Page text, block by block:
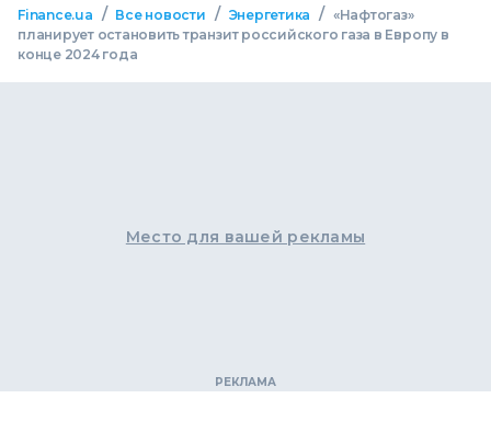
Finance.ua / Все новости / Энергетика / «Нафтогаз»
планирует остановить транзит российского газа в Европу в
конце 2024 года
Место для вашей рекламы